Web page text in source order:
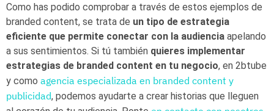
Como has podido comprobar a través de estos ejemplos de
branded content, se trata de un tipo de estrategia
eficiente que permite conectar con la audiencia apelando
a sus sentimientos. Si tú también quieres implementar
estrategias de branded content en tu negocio, en 2btube
y como agencia especializada en branded content y
publicidad, podemos ayudarte a crear historias que lleguen